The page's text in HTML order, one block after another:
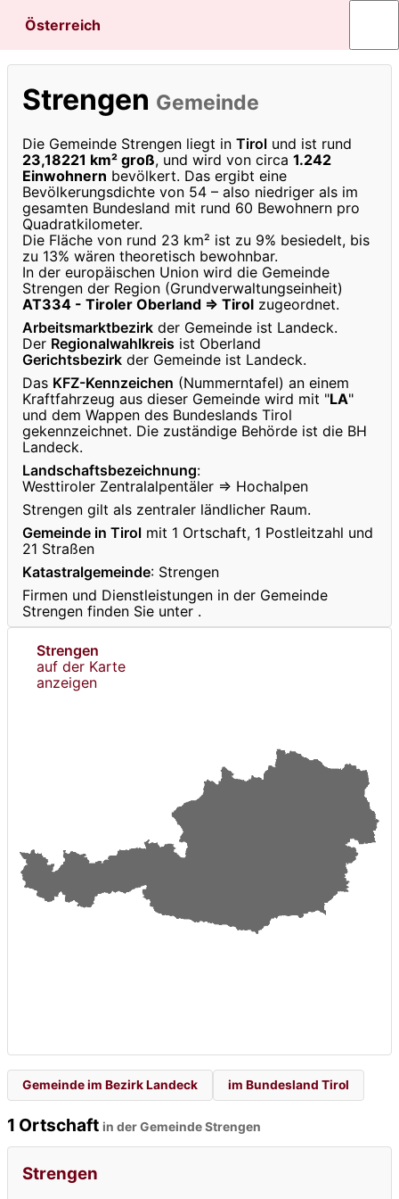
Österreich
Strengen Gemeinde
Die Gemeinde Strengen liegt in Tirol und ist rund
23,18221 km² groß, und wird von circa 1.242
Einwohnern bevölkert. Das ergibt eine
Bevölkerungsdichte von 54 – also niedriger als im
gesamten Bundesland mit rund 60 Bewohnern pro
Quadratkilometer.
Die Fläche von rund 23 km² ist zu 9% besiedelt, bis
zu 13% wären theoretisch bewohnbar.
In der europäischen Union wird die Gemeinde
Strengen der Region (Grundverwaltungseinheit)
AT334 - Tiroler Oberland ⇒ Tirol zugeordnet.
Arbeitsmarktbezirk der Gemeinde ist Landeck.
Der Regionalwahlkreis ist Oberland
Gerichtsbezirk der Gemeinde ist Landeck.
Das KFZ-Kennzeichen (Nummerntafel) an einem
Kraftfahrzeug aus dieser Gemeinde wird mit "LA"
und dem Wappen des Bundeslands Tirol
gekennzeichnet. Die zuständige Behörde ist die BH
Landeck.
Landschaftsbezeichnung:
Westtiroler Zentralalpentäler ⇒ Hochalpen
Strengen gilt als zentraler ländlicher Raum.
Gemeinde in Tirol mit 1 Ortschaft, 1 Postleitzahl und
21 Straßen
Katastralgemeinde: Strengen
Firmen und Dienstleistungen in der Gemeinde
Strengen finden Sie unter .
Strengen
auf der Karte
anzeigen
Gemeinde im Bezirk Landeck im Bundesland Tirol
1 Ortschaft in der Gemeinde Strengen
Strengen